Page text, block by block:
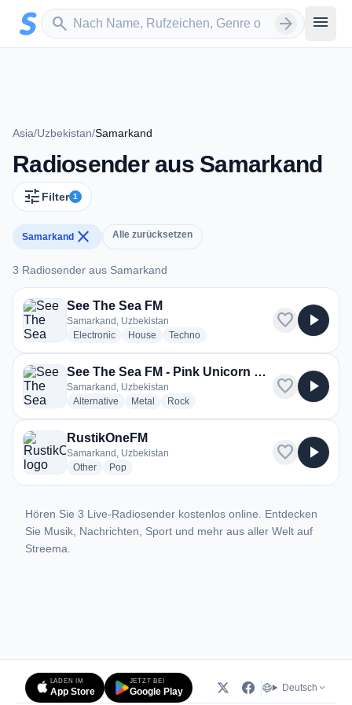
Zum Hauptinhalt springen
search
Sender suchen arrow_forward menu
Asia/Uzbekistan/Samarkand
Radiosender aus Samarkand
tune Filter 1
Samarkand close Alle zurücksetzen
3 Radiosender aus Samarkand
3 Radiosender aus Samarkand
See The Sea FM
Samarkand, Uzbekistan
Electronicradio stations
House radio stations
Technoradio stations
favorite play_arrow
See The Sea FM - Pink Unicorn Radio
Samarkand, Uzbekistan
Alternative radio stations
Metal radio stations
Rockradio stations
favorite play_arrow
RustikOneFM
Samarkand, Uzbekistan
Otherradio stations
Popradio stations
favorite play_arrow
Hören Sie 3 Live-Radiosender kostenlos online. Entdecken
Sie Musik, Nachrichten, Sport und mehr aus aller Welt auf
Streema.
LADEN IM
App Store
JETZT BEI
Google Play Deutsch